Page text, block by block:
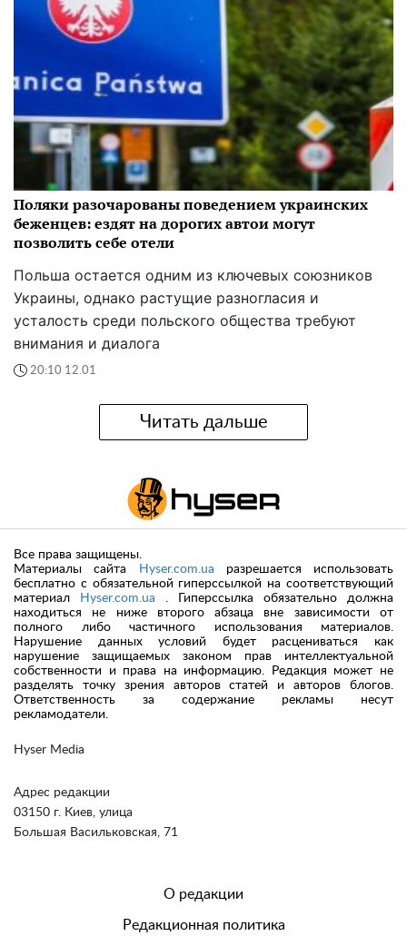
Поляки разочарованы поведением украинских
беженцев: ездят на дорогих автои могут
позволить себе отели
Польша остается одним из ключевых союзников
Украины, однако растущие разногласия и
усталость среди польского общества требуют
внимания и диалога
20:10 12.01
Читать дальше
Hyser Media
Адрес редакции
03150 г. Киев, улица
Большая Васильковская, 71
Все права защищены.
Материалы сайта
Hyser.com.ua разрешается использовать
бесплатно с обязательной гиперссылкой на соответствующий
материал
Hyser.com.ua . Гиперссылка обязательно должна
находиться не ниже второго абзаца вне зависимости от
полного либо частичного использования материалов.
Нарушение данных условий будет расцениваться как
нарушение защищаемых законом прав интеллектуальной
собственности и права на информацию. Редакция может не
разделять точку зрения авторов статей и авторов блогов.
Ответственность за содержание рекламы несут
рекламодатели.
О редакции
Редакционная политика